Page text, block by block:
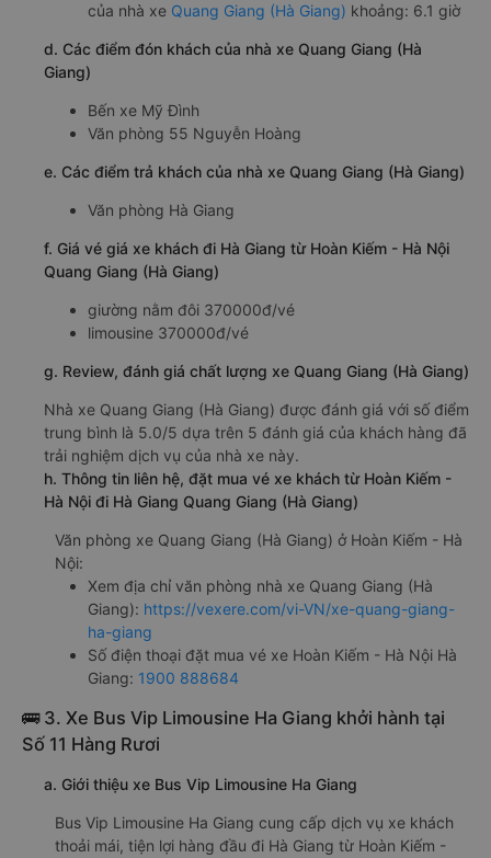
của nhà xe Quang Giang (Hà Giang) khoảng: 6.1 giờ
d. Các điểm đón khách của nhà xe Quang Giang (Hà
Giang)
Bến xe Mỹ Đình
Văn phòng 55 Nguyễn Hoàng
e. Các điểm trả khách của nhà xe Quang Giang (Hà Giang)
Văn phòng Hà Giang
f. Giá vé giá xe khách đi Hà Giang từ Hoàn Kiếm - Hà Nội
Quang Giang (Hà Giang)
giường nằm đôi 370000đ/vé
limousine 370000đ/vé
g. Review, đánh giá chất lượng xe Quang Giang (Hà Giang)
Nhà xe Quang Giang (Hà Giang) được đánh giá với số điểm
trung bình là 5.0/5 dựa trên 5 đánh giá của khách hàng đã
trải nghiệm dịch vụ của nhà xe này.
h. Thông tin liên hệ, đặt mua vé xe khách từ Hoàn Kiếm -
Hà Nội đi Hà Giang Quang Giang (Hà Giang)
Văn phòng xe Quang Giang (Hà Giang) ở Hoàn Kiếm - Hà
Nội:
Xem địa chỉ văn phòng nhà xe Quang Giang (Hà
Giang): https://vexere.com/vi-VN/xe-quang-giang-
ha-giang
Số điện thoại đặt mua vé xe Hoàn Kiếm - Hà Nội Hà
Giang: 1900 888684
🚌 3. Xe Bus Vip Limousine Ha Giang khởi hành tại
Số 11 Hàng Rươi
a. Giới thiệu xe Bus Vip Limousine Ha Giang
Bus Vip Limousine Ha Giang cung cấp dịch vụ xe khách
thoải mái, tiện lợi hàng đầu đi Hà Giang từ Hoàn Kiếm -